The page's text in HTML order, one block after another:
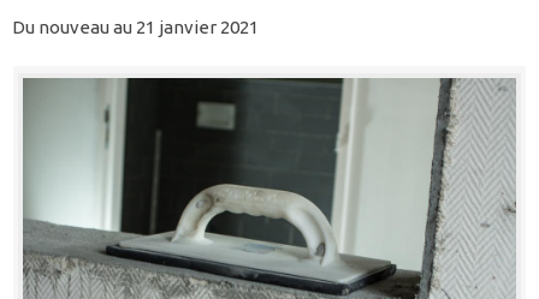
Du nouveau au 21 janvier 2021